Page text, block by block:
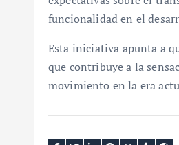
funcionalidad en el
Esta iniciativa apunta a
que contribuye a la
movimiento en la era